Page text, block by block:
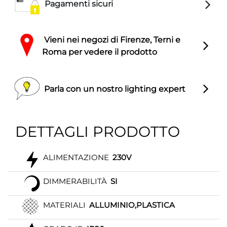
Pagamenti sicuri
Vieni nei negozi di Firenze, Terni e
Roma per vedere il prodotto
Parla con un nostro lighting expert
DETTAGLI PRODOTTO
ALIMENTAZIONE 230V
DIMMERABILITÀ SI
MATERIALI ALLUMINIO,PLASTICA